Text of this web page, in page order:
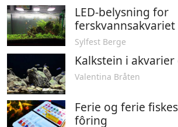
LED-belysning for
ferskvannsakvariet
Sylfest Berge
Kalkstein i
Valentina Bråten
Ferie og ferie
fôring